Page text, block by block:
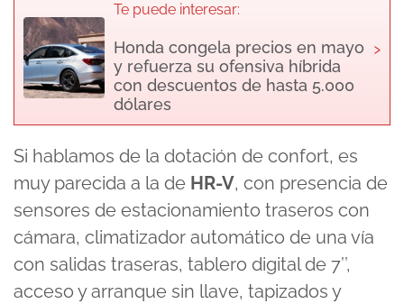
Te puede interesar:
Honda congela precios en mayo
y refuerza su ofensiva híbrida
con descuentos de hasta 5.000
dólares
›
Si hablamos de la dotación de confort, es
muy parecida a la de HR-V, con presencia de
sensores de estacionamiento traseros con
cámara, climatizador automático de una vía
con salidas traseras, tablero digital de 7’’,
acceso y arranque sin llave, tapizados y